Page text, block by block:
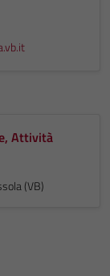
Attività
(VB)